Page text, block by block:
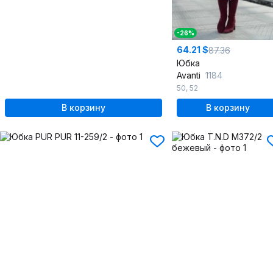
В корзину
-26%
64.21 $87.36
Юбка
Avanti 1184
50, 52
В корзину